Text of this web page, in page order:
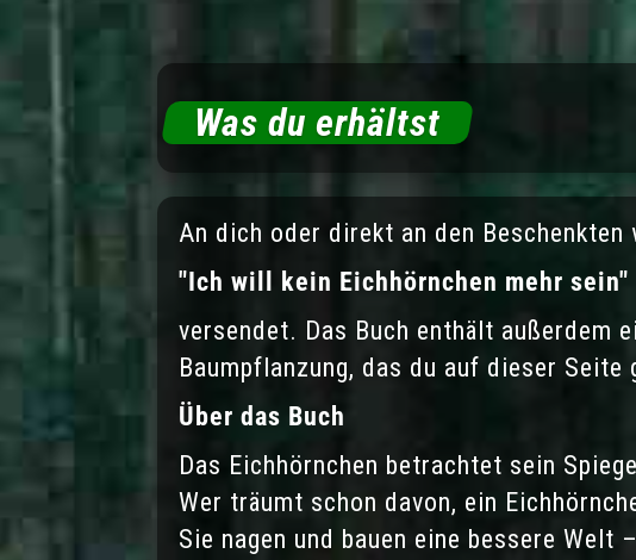
Was du erhältst
An dich oder direkt an den
"Ich will kein Eichhörnchen mehr sein"
versendet. Das Buch enthält
Baumpflanzung, das du auf dieser Seite
Über das Buch
Das Eichhörnchen betrachtet sein
Wer träumt schon davon, ein
Sie nagen und bauen eine bessere